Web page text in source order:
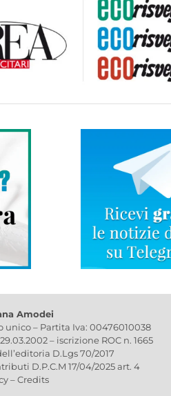
Amodei
unico – Partita Iva: 00476010038
– iscrizione ROC n. 1665
D.Lgs 70/2017
D.P.C.M 17/04/2025 art. 4
–Credits